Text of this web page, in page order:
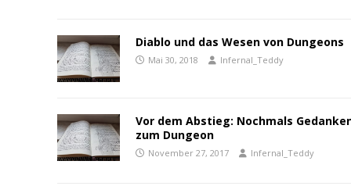
Diablo und das Wesen von Dungeons
Mai 30, 2018 Infernal_Teddy
Vor dem Abstieg: Nochmals
zum Dungeon
November 27, 2017 Infernal_Teddy